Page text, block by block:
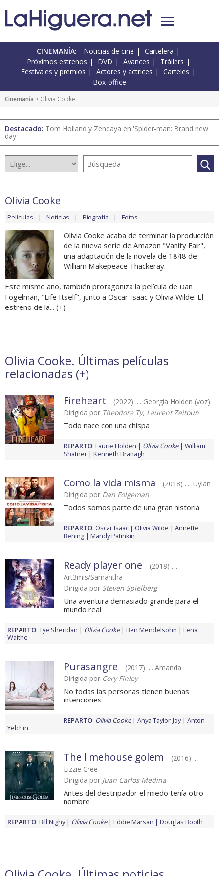
CINEMANÍA: Noticias de cine
Cartelera
Próximos estrenos
DVD Avances
Tráilers
Festivales y premios
Actores y actrices
Carteles
Box-office
Cinemanía > Olivia Cooke
Destacado: Tom Holland y Zendaya en 'Spider-man: Brand new
day'
Olivia Cooke
Películas Noticias Biografía Fotos
Olivia Cooke acaba de terminar la producción
de la nueva serie de Amazon "Vanity Fair",
una adaptación de la novela de 1848 de
William Makepeace Thackeray.
Este mismo año, también protagoniza la película de Dan
Fogelman, "Life Itself", junto a Oscar Isaac y Olivia Wilde. El
estreno de la... (+)
Olivia Cooke. Últimas películas
relacionadas (+)
Fireheart
(2022) .... Georgia Holden (voz)
Dirigida por Theodore Ty, Laurent Zeitoun
Todo nace con una chispa
REPARTO: Laurie Holden Olivia Cooke
William
Shatner
Kenneth Branagh
Como la vida misma
(2018) .... Dylan
Dirigida por Dan Folgeman
Todos somos parte de una gran historia
REPARTO: Oscar Isaac Olivia Wilde
Annette
Bening
Mandy Patinkin
Ready player one
(2018) ....
Art3mis/Samantha
Dirigida por Steven Spielberg
Una aventura demasiado grande para el
mundo real
REPARTO: Tye Sheridan Olivia Cooke Ben Mendelsohn
Lena
Waithe
Purasangre
(2017) .... Amanda
Dirigida por Cory Finley
No todas las personas tienen buenas
intenciones
REPARTO: Olivia Cooke Anya Taylor-Joy
Anton
Yelchin
The limehouse golem
(2016) ....
Lizzie Cree
Dirigida por Juan Carlos Medina
Antes del destripador el miedo tenía otro
nombre
REPARTO: Bill Nighy Olivia Cooke Eddie Marsan Douglas Booth